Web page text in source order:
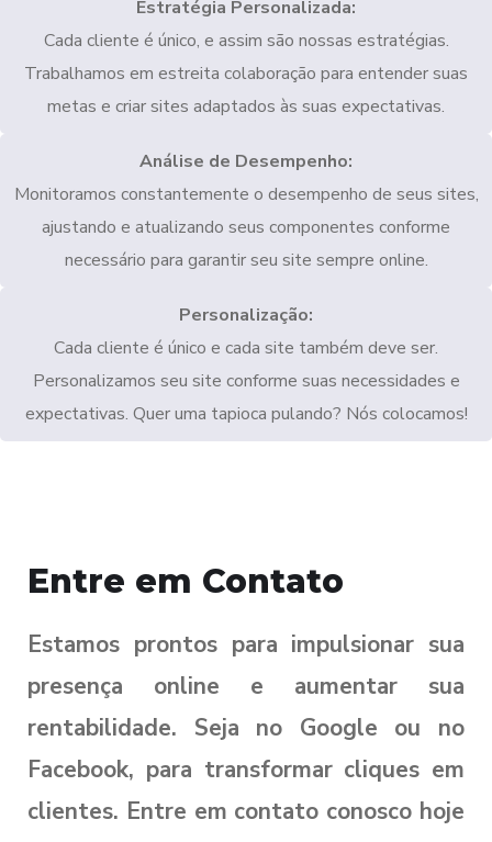
Estratégia Personalizada:
Cada cliente é único, e assim são nossas estratégias.
Trabalhamos em estreita colaboração para entender suas
metas e criar sites adaptados às suas expectativas.
Análise de Desempenho:
Monitoramos constantemente o desempenho de seus sites,
ajustando e atualizando seus componentes conforme
necessário para garantir seu site sempre online.
Personalização:
Cada cliente é único e cada site também deve ser.
Personalizamos seu site conforme suas necessidades e
expectativas. Quer uma tapioca pulando? Nós colocamos!
Entre em Contato
Estamos prontos para impulsionar sua
presença online e aumentar sua
rentabilidade. Seja no Google ou no
Facebook, para transformar cliques em
clientes. Entre em contato conosco hoje